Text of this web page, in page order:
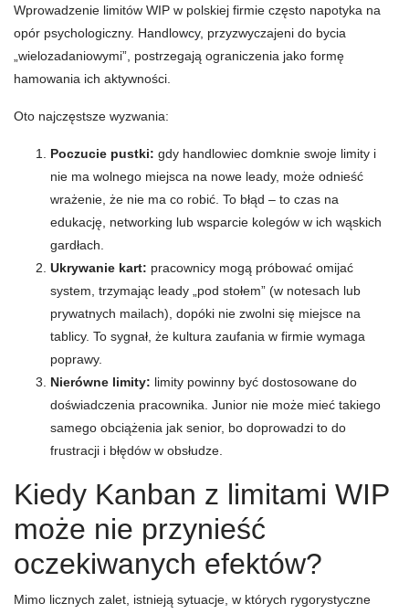
Wprowadzenie limitów WIP w polskiej firmie często napotyka na
opór psychologiczny. Handlowcy, przyzwyczajeni do bycia
„wielozadaniowymi”, postrzegają ograniczenia jako formę
hamowania ich aktywności.
Oto najczęstsze wyzwania:
Poczucie pustki: gdy handlowiec domknie swoje limity i
nie ma wolnego miejsca na nowe leady, może odnieść
wrażenie, że nie ma co robić. To błąd – to czas na
edukację, networking lub wsparcie kolegów w ich wąskich
gardłach.
Ukrywanie kart: pracownicy mogą próbować omijać
system, trzymając leady „pod stołem” (w notesach lub
prywatnych mailach), dopóki nie zwolni się miejsce na
tablicy. To sygnał, że kultura zaufania w firmie wymaga
poprawy.
Nierówne limity: limity powinny być dostosowane do
doświadczenia pracownika. Junior nie może mieć takiego
samego obciążenia jak senior, bo doprowadzi to do
frustracji i błędów w obsłudze.
Kiedy Kanban z limitami WIP
może nie przynieść
oczekiwanych efektów?
Mimo licznych zalet, istnieją sytuacje, w których rygorystyczne